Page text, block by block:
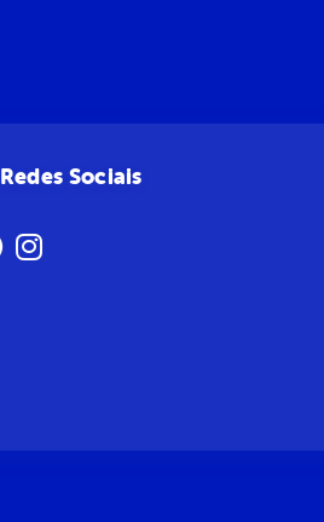
Redes Sociais